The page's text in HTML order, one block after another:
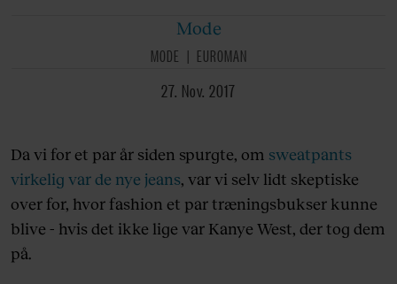
Mode
MODE
EUROMAN
27. Nov. 2017
Da vi for et par år siden spurgte, om sweatpants
virkelig var de nye jeans, var vi selv lidt skeptiske
over for, hvor fashion et par træningsbukser kunne
blive - hvis det ikke lige var Kanye West, der tog dem
på.